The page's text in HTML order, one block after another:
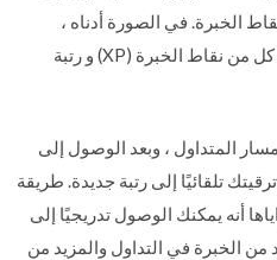
الخبرة. في الصورة أدناه ،
يمكنك رؤية مسار المتداول وكذلك كل من نقاط الخبرة (XP) و رتبة
المتداول ، وبعد الوصول إلى
تلقائيًا إلى رتبة جديدة. طريقة
أنه يمكنك الوصول تدريجيًا إلى
من الخبرة في التداول والمزيد من